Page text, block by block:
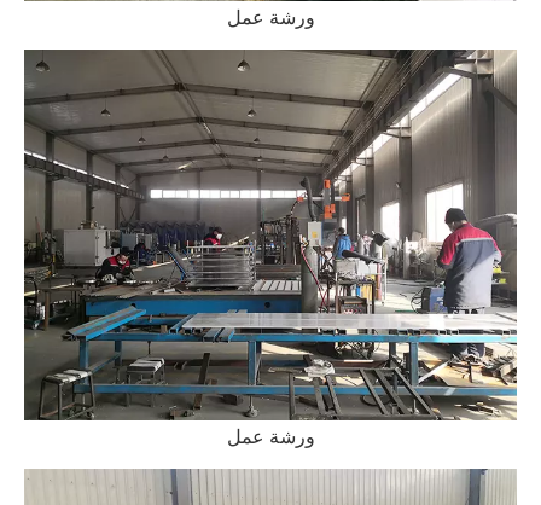
ورشة عمل
ورشة عمل